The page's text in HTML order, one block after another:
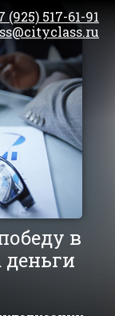
(925) 517-61-91
в
деньги